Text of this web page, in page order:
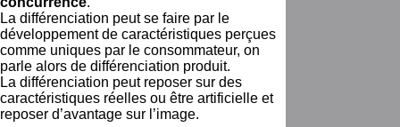
La différenciation peut se faire par le
développement de caractéristiques perçues
comme uniques par le consommateur, on
parle alors de différenciation produit.
La différenciation peut reposer sur des
caractéristiques réelles ou être artificielle et
reposer d’avantage sur l’image.